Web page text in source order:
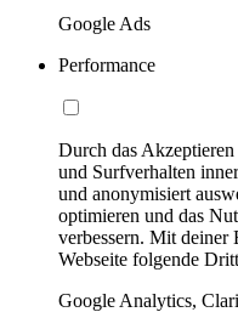
Google Ads
Performance
Durch das
und Surfverhalten
und anonymisiert
optimieren und das
verbessern. Mit
Webseite folgende
Google Analytics,